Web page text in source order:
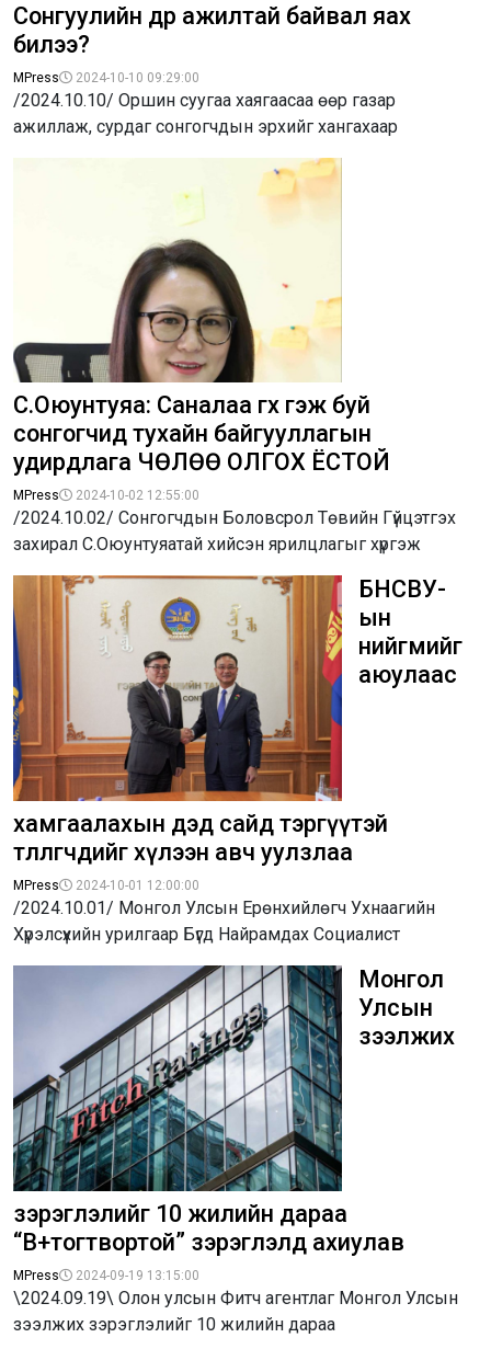
Сонгуулийн өдөр ажилтай байвал яах
билээ?
MPress 2024-10-10 09:29:00
/2024.10.10/ Оршин суугаа хаягаасаа өөр газар
ажиллаж, сурдаг сонгогчдын эрхийг хангахаар
С.Оюунтуяа: Саналаа өгөх гэж буй
сонгогчид тухайн байгууллагын
удирдлага ЧӨЛӨӨ ОЛГОХ ЁСТОЙ
MPress 2024-10-02 12:55:00
/2024.10.02/ Сонгогчдын Боловсрол Төвийн Гүйцэтгэх
захирал С.Оюунтуяатай хийсэн ярилцлагыг хүргэж
БНСВУ-
ын
нийгмийг
аюулаас
хамгаалахын дэд сайд тэргүүтэй
төлөөлөгчдийг хүлээн авч уулзлаа
MPress 2024-10-01 12:00:00
/2024.10.01/ Монгол Улсын Ерөнхийлөгч Ухнаагийн
Хүрэлсүхийн урилгаар Бүгд Найрамдах Социалист
Монгол
Улсын
зээлжих
зэрэглэлийг 10 жилийн дараа
“B+тогтвортой” зэрэглэлд ахиулав
MPress 2024-09-19 13:15:00
\2024.09.19\ Олон улсын Фитч агентлаг Монгол Улсын
зээлжих зэрэглэлийг 10 жилийн дараа